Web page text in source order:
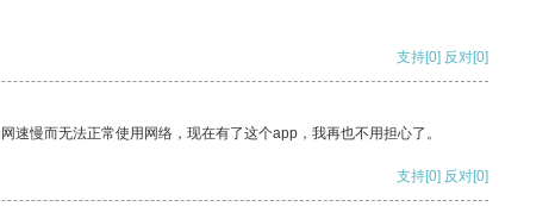
支持[0] 反对[0]
慢而无法正常使用网络，现在有了这个app，我再也不用担心了。
支持[0] 反对[0]